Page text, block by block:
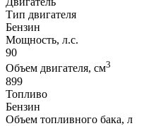
Тип двигателя
Бензин
Мощность, л.с.
90
Объем двигателя, см3
899
Топливо
Бензин
Объем топливного бака, л